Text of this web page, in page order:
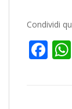
Condividi